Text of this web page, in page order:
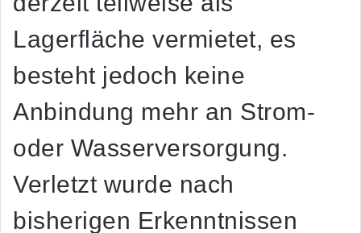
Lagerfläche vermietet, es
besteht jedoch keine
Anbindung mehr an Strom-
oder Wasserversorgung.
Verletzt wurde nach
bisherigen Erkenntnissen